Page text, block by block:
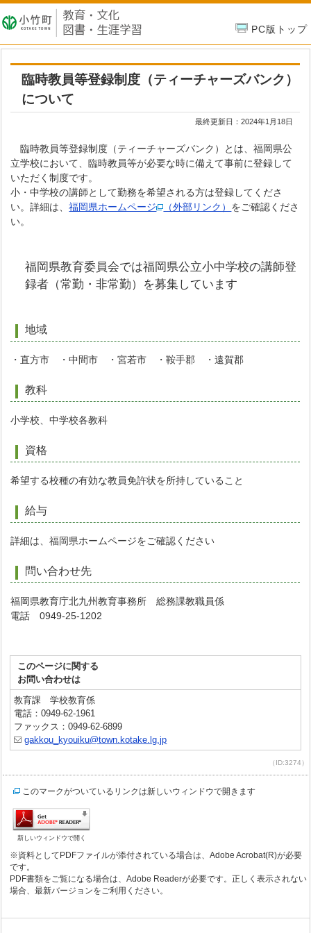
PC版トップ
臨時教員等登録制度（ティーチャーズバンク）
について
最終更新日：2024年1月18日
臨時教員等登録制度（ティーチャーズバンク）とは、福岡県公
立学校において、臨時教員等が必要な時に備えて事前に登録して
いただく制度です。
小・中学校の講師として勤務を希望される方は登録してくださ
い。詳細は、福岡県ホームページ （外部リンク） をご確認くださ
い。
福岡県教育委員会では福岡県公立小中学校の講師登
録者（常勤・非常勤）を募集しています
地域
・直方市 ・中間市 ・宮若市 ・鞍手郡 ・遠賀郡
教科
小学校、中学校各教科
資格
希望する校種の有効な教員免許状を所持していること
給与
詳細は、福岡県ホームページをご確認ください
問い合わせ先
福岡県教育庁北九州教育事務所 総務課教職員係
電話 0949-25-1202
このページに関する
お問い合わせは
教育課 学校教育係
電話：0949-62-1961
ファックス：0949-62-6899
gakkou_kyouiku@town.kotake.lg.jp
（ID:3274）
このマークがついているリンクは新しいウィンドウで開きます
新しいウィンドウで開く
※資料としてPDFファイルが添付されている場合は、Adobe Acrobat(R)が必要
です。
PDF書類をご覧になる場合は、Adobe Readerが必要です。正しく表示されない
場合、最新バージョンをご利用ください。